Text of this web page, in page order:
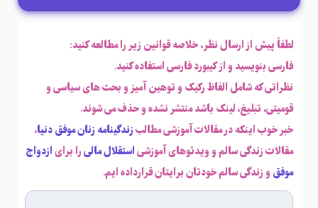
لطفاً پیش از ارسال نظر، خلاصه قوانین زیر را مطالعه کنید:
فارسی بنویسید و از کیبورد فارسی استفاده کنید.
نظراتی که شامل الفاظ رکیک و توهین آمیز و بحث های سیاسی و
قومیتی، تبلیغ، لینک باشد منتشر نشده و حذف می شوند.
خبر خوب اینکه در مقالات آموزشی مطالبزندگینامه زنان موفق دنیا،
مقالات زندگی سالم و ویدئوهای آموزشیاستقلال مالیرا برایازدواج
موفق و زندگی سالم خودتان برایتان قرارداده ایم.